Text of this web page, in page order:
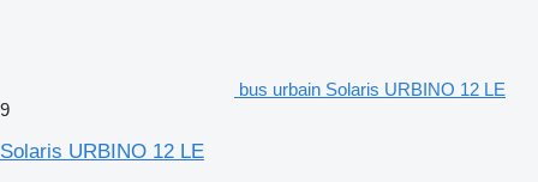
bus urbain Solaris URBINO 12 LE
9
Solaris URBINO 12 LE